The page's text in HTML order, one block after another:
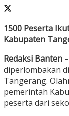
1500 Peserta
Kabupaten
Redaksi Banten
diperlombakan
Tangerang.
pemerintah
peserta dari